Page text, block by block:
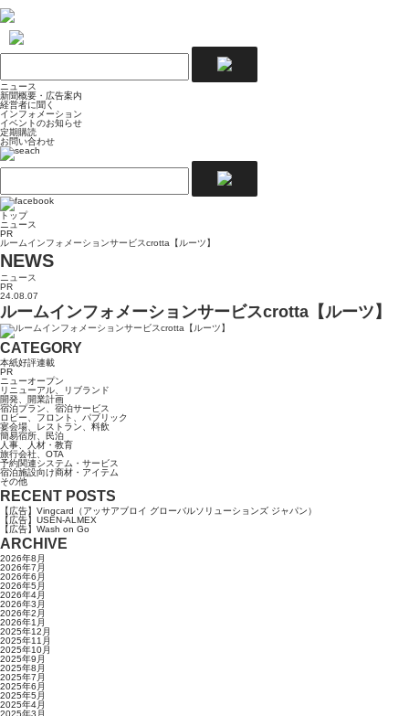
ニュース
新聞概要・広告案内
経営者に聞く
インフォメーション
イベントのお知らせ
定期購読
お問い合わせ
トップ
ニュース
PR
ルームインフォメーションサービスcrotta【ルーツ】
NEWS
ニュース
PR
24.08.07
ルームインフォメーションサービスcrotta【ルーツ】
CATEGORY
本紙好評連載
PR
ニューオープン
リニューアル、リブランド
開発、開業計画
宿泊プラン、宿泊サービス
ロビー、フロント、パブリック
宴会場、レストラン、料飲
簡易宿所、民泊
人事、人材・教育
旅行会社、OTA
予約関連システム・サービス
宿泊施設向け商材・アイテム
その他
RECENT POSTS
【広告】Vingcard（アッサアブロイ グローバルソリューションズ ジャパン）
【広告】USEN-ALMEX
【広告】Wash on Go
ARCHIVE
2026年8月
2026年7月
2026年6月
2026年5月
2026年4月
2026年3月
2026年2月
2026年1月
2025年12月
2025年11月
2025年10月
2025年9月
2025年8月
2025年7月
2025年6月
2025年5月
2025年4月
2025年3月